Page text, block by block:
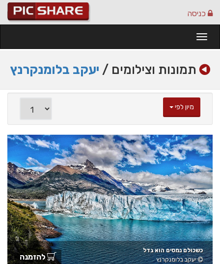
כניסה
תמונות וצילומים / יעקב בלומנקרנץ
מיון לפי
כשכולם נמסים הוא גדל
יעקב בלומנקרנץ
להזמנה